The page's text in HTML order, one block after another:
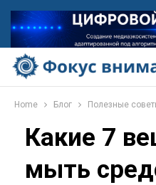
Home Блог Полезные
Какие 7
мыть